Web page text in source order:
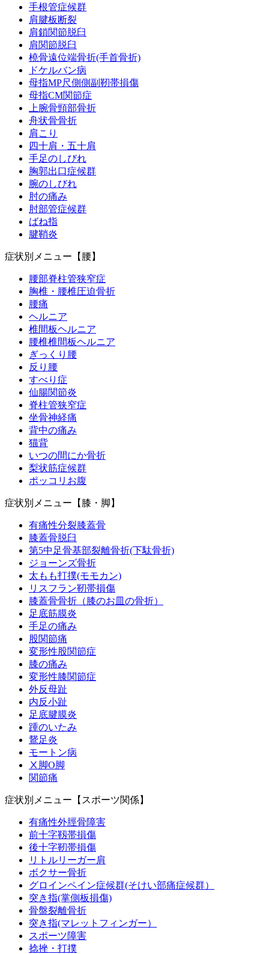
手根管症候群
肩腱板断裂
肩鎖関節脱臼
肩関節脱臼
橈骨遠位端骨折(手首骨折)
ドケルバン病
母指MP尺側側副靭帯損傷
母指CM関節症
上腕骨頸部骨折
舟状骨骨折
肩こり
四十肩・五十肩
手足のしびれ
胸郭出口症候群
腕のしびれ
肘の痛み
肘部管症候群
ばね指
腱鞘炎
症状別メニュー【腰】
腰部脊柱管狭窄症
胸椎・腰椎圧迫骨折
腰痛
ヘルニア
椎間板ヘルニア
腰椎椎間板ヘルニア
ぎっくり腰
反り腰
すべり症
仙腸関節炎
脊柱管狭窄症
坐骨神経痛
背中の痛み
猫背
いつの間にか骨折
梨状筋症候群
ポッコリお腹
症状別メニュー【膝・脚】
有痛性分裂膝蓋骨
膝蓋骨脱臼
第5中足骨基部裂離骨折(下駄骨折)
ジョーンズ骨折
太もも打撲(モモカン)
リスフラン靭帯損傷
膝蓋骨骨折（膝のお皿の骨折）
足底筋膜炎
手足の痛み
股関節痛
変形性股関節症
膝の痛み
変形性膝関節症
外反母趾
内反小趾
足底腱膜炎
踵のいたみ
鵞足炎
モートン病
Ⅹ脚O脚
関節痛
症状別メニュー【スポーツ関係】
有痛性外脛骨障害
前十字靱帯損傷
後十字靭帯損傷
リトルリーガー肩
ボクサー骨折
グロインペイン症候群(そけい部痛症候群）
突き指(掌側板損傷)
骨盤裂離骨折
突き指(マレットフィンガー）
スポーツ障害
捻挫・打撲